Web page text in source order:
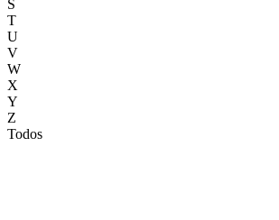
S
T
U
V
W
X
Y
Z
Todos